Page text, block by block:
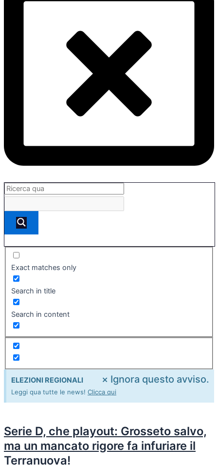
Exact matches only
Search in title
Search in content
ELEZIONI REGIONALI
Leggi qua tutte le news! Clicca qui
× Ignora questo avviso.
Serie D, che playout: Grosseto salvo,
ma un mancato rigore fa infuriare il
Terranuova!